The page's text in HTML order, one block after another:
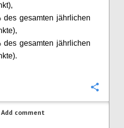
gesamten jährlichen
gesamten jährlichen
Add comment